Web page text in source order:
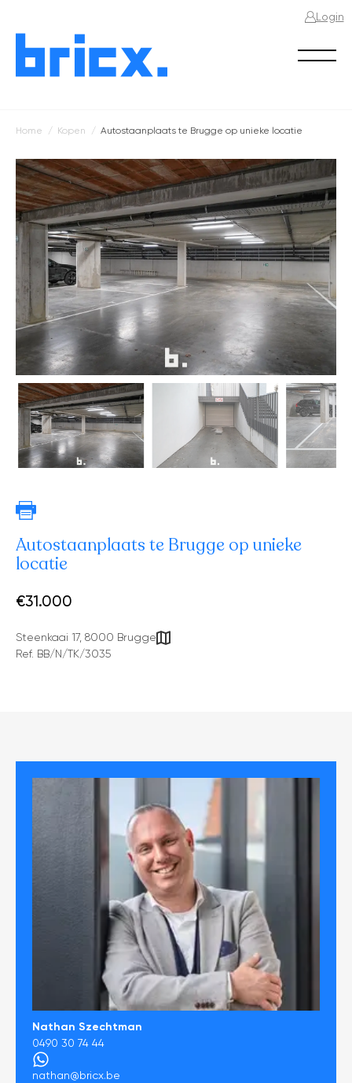
Login
Home Kopen Autostaanplaats te Brugge op unieke locatie
Autostaanplaats te Brugge op unieke
locatie
€31.000
Steenkaai 17, 8000 Brugge
Ref. BB/N/TK/3035
Nathan Szechtman
0490 30 74 44
nathan@bricx.be